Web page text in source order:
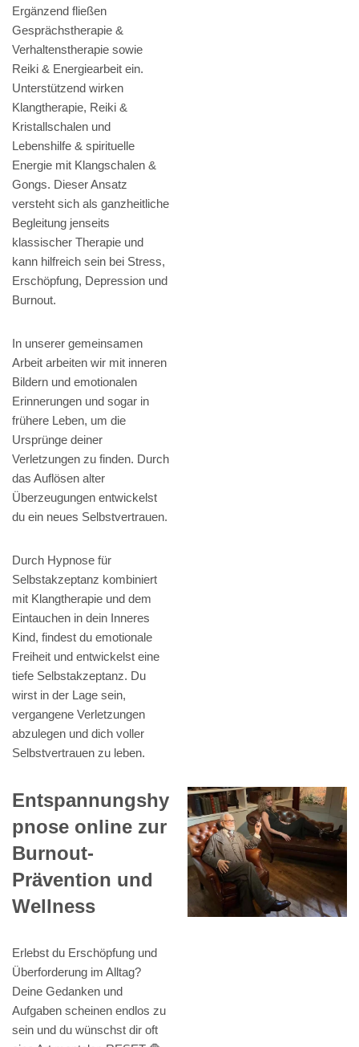
Ergänzend fließen
Gesprächstherapie &
Verhaltenstherapie sowie
Reiki & Energiearbeit ein.
Unterstützend wirken
Klangtherapie, Reiki &
Kristallschalen und
Lebenshilfe & spirituelle
Energie mit Klangschalen &
Gongs. Dieser Ansatz
versteht sich als ganzheitliche
Begleitung jenseits
klassischer Therapie und
kann hilfreich sein bei Stress,
Erschöpfung, Depression und
Burnout.
In unserer gemeinsamen
Arbeit arbeiten wir mit inneren
Bildern und emotionalen
Erinnerungen und sogar in
frühere Leben, um die
Ursprünge deiner
Verletzungen zu finden. Durch
das Auflösen alter
Überzeugungen entwickelst
du ein neues Selbstvertrauen.
Durch Hypnose für
Selbstakzeptanz kombiniert
mit Klangtherapie und dem
Eintauchen in dein Inneres
Kind, findest du emotionale
Freiheit und entwickelst eine
tiefe Selbstakzeptanz. Du
wirst in der Lage sein,
vergangene Verletzungen
abzulegen und dich voller
Selbstvertrauen zu leben.
Entspannungshy
pnose online zur
Burnout-
Prävention und
Wellness
Erlebst du Erschöpfung und
Überforderung im Alltag?
Deine Gedanken und
Aufgaben scheinen endlos zu
sein und du wünschst dir oft